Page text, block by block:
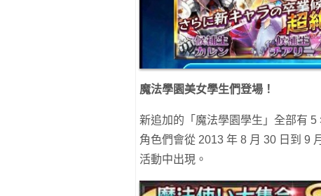
魔法學園美女學生們登場！
新追加的「魔法學園學生」全部有
角色們會從 2013 年 8 月 30 日到 9
活動中出現。